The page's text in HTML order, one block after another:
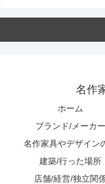
名作
ホーム
ブランド/メーカー
名作家具やデザイン
建築/行った場所
店舗/経営/独立関